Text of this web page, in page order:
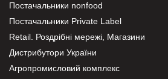
Постачальники nonfood
Постачальники Private Label
Retail. Роздрібні мережі, Магазини
Дистрибутори України
Агропромисловий комплекс